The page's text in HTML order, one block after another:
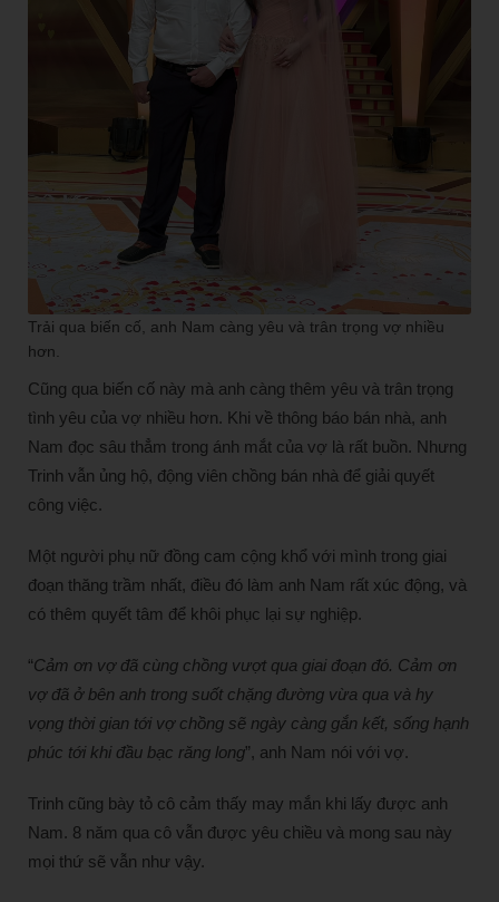
Trải qua biến cố, anh Nam càng yêu và trân trọng vợ nhiều
hơn.
Cũng qua biến cố này mà anh càng thêm yêu và trân trọng
tình yêu của vợ nhiều hơn. Khi về thông báo bán nhà, anh
Nam đọc sâu thẳm trong ánh mắt của vợ là rất buồn. Nhưng
Trinh vẫn ủng hộ, động viên chồng bán nhà để giải quyết
công việc.
Một người phụ nữ đồng cam cộng khổ với mình trong giai
đoạn thăng trầm nhất, điều đó làm anh Nam rất xúc động, và
có thêm quyết tâm để khôi phục lại sự nghiệp.
“Cảm ơn vợ đã cùng chồng vượt qua giai đoạn đó. Cảm ơn
vợ đã ở bên anh trong suốt chặng đường vừa qua và hy
vọng thời gian tới vợ chồng sẽ ngày càng gắn kết, sống hạnh
phúc tới khi đầu bạc răng long”, anh Nam nói với vợ.
Trinh cũng bày tỏ cô cảm thấy may mắn khi lấy được anh
Nam. 8 năm qua cô vẫn được yêu chiều và mong sau này
mọi thứ sẽ vẫn như vậy.